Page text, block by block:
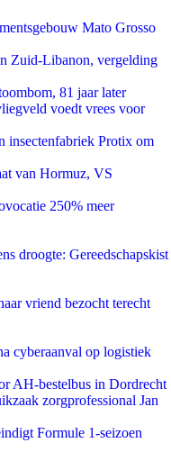
Mato Grosso
Zuid-Libanon, vergelding
81 jaar later
voedt vrees voor
insectenfabriek Protix om
van Hormuz, VS
250% meer
droogte: Gereedschapskist
vriend bezocht terecht
cyberaanval op logistiek
AH-bestelbus in Dordrecht
zorgprofessional Jan
Formule 1-seizoen